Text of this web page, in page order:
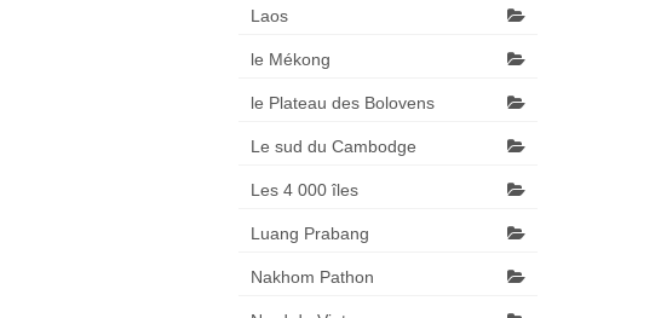
Laos
le Mékong
le Plateau des Bolovens
Le sud du Cambodge
Les 4 000 îles
Luang Prabang
Nakhom Pathon